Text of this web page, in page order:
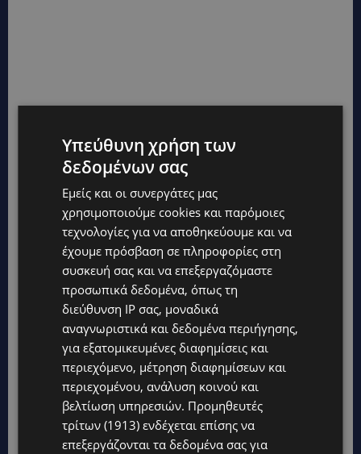
Υπεύθυνη χρήση των
δεδομένων σας
Εμείς και οι συνεργάτες μας
χρησιμοποιούμε cookies και παρόμοιες
τεχνολογίες για να αποθηκεύουμε και να
έχουμε πρόσβαση σε πληροφορίες στη
συσκευή σας και να επεξεργαζόμαστε
προσωπικά δεδομένα, όπως τη
διεύθυνση IP σας, μοναδικά
αναγνωριστικά και δεδομένα περιήγησης,
για εξατομικευμένες διαφημίσεις και
περιεχόμενο, μέτρηση διαφημίσεων και
περιεχομένου, ανάλυση κοινού και
βελτίωση υπηρεσιών. Προμηθευτές
τρίτων (1913) ενδέχεται επίσης να
επεξεργάζονται τα δεδομένα σας για